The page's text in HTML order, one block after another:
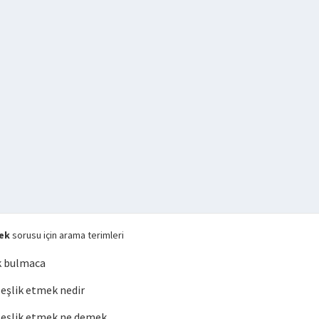
sorusu için arama terimleri
bulmaca
etmek nedir